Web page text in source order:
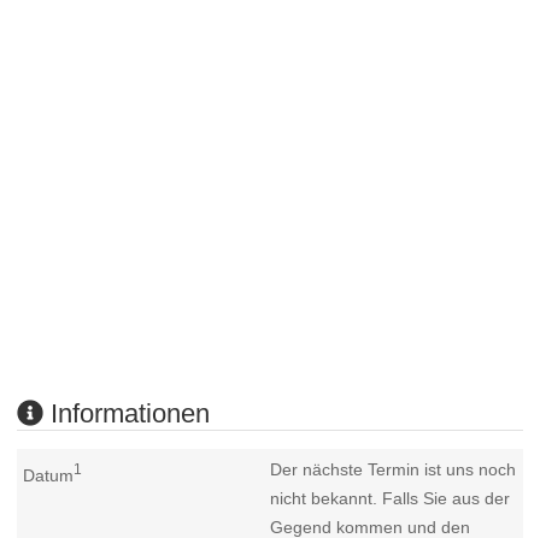
Informationen
Datum1
Der nächste Termin ist uns noch
nicht bekannt. Falls Sie aus der
Gegend kommen und den